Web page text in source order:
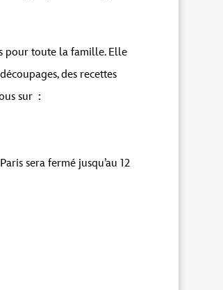
pour toute la famille. Elle
des recettes
sur :
sera fermé jusqu’au 12